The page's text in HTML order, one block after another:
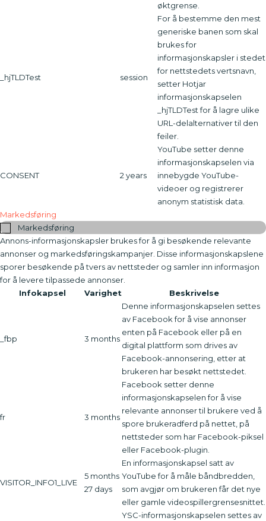
øktgrense.
_hjTLDTest session
For å bestemme den mest
generiske banen som skal
brukes for
informasjonskapsler i stedet
for nettstedets vertsnavn,
setter Hotjar
informasjonskapselen
_hjTLDTest for å lagre ulike
URL-delalternativer til den
feiler.
CONSENT 2 years
YouTube setter denne
informasjonskapselen via
innebygde YouTube-
videoer og registrerer
anonym statistisk data.
Markedsføring
Markedsføring
Annons-informasjonskapsler brukes for å gi besøkende relevante
annonser og markedsføringskampanjer. Disse informasjonskapslene
sporer besøkende på tvers av nettsteder og samler inn informasjon
for å levere tilpassede annonser.
Infokapsel
Varighet Beskrivelse
_fbp 3 months
Denne informasjonskapselen settes
av Facebook for å vise annonser
enten på Facebook eller på en
digital plattform som drives av
Facebook-annonsering, etter at
brukeren har besøkt nettstedet.
fr 3 months
Facebook setter denne
informasjonskapselen for å vise
relevante annonser til brukere ved å
spore brukeradferd på nettet, på
nettsteder som har Facebook-piksel
eller Facebook-plugin.
VISITOR_INFO1_LIVE
5 months
27 days
En informasjonskapsel satt av
YouTube for å måle båndbredden,
som avgjør om brukeren får det nye
eller gamle videospillergrensesnittet.
YSC-informasjonskapselen settes av